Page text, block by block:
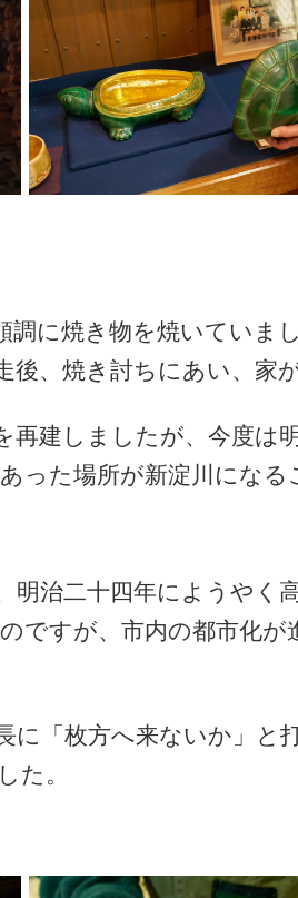
調に焼き物を焼いていま
、焼き討ちにあい、家
再建しましたが、今度は
った場所が新淀川にな
治二十四年にようやく
ですが、市内の都市化
に「枚方へ来ないか」
た。